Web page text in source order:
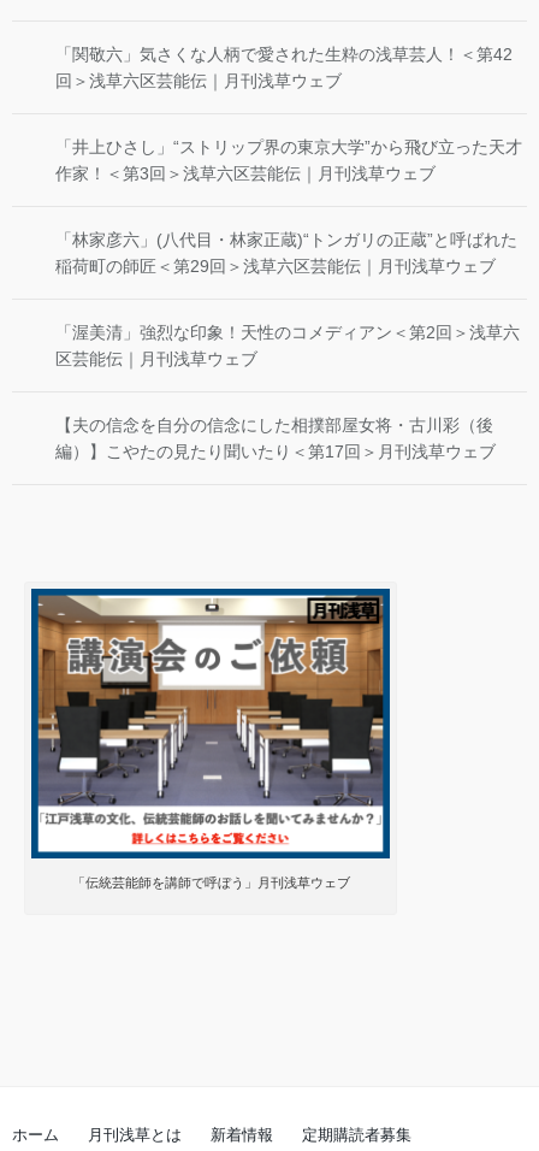
「関敬六」気さくな人柄で愛された生粋の浅草芸人！＜第42
回＞浅草六区芸能伝｜月刊浅草ウェブ
「井上ひさし」“ストリップ界の東京大学”から飛び立った天才
作家！＜第3回＞浅草六区芸能伝｜月刊浅草ウェブ
「林家彦六」(八代目・林家正蔵)“トンガリの正蔵”と呼ばれた
稲荷町の師匠＜第29回＞浅草六区芸能伝｜月刊浅草ウェブ
「渥美清」強烈な印象！天性のコメディアン＜第2回＞浅草六
区芸能伝｜月刊浅草ウェブ
【夫の信念を自分の信念にした相撲部屋女将・古川彩（後
編）】こやたの見たり聞いたり＜第17回＞月刊浅草ウェブ
「伝統芸能師を講師で呼ぼう」月刊浅草ウェブ
ホーム 月刊浅草とは 新着情報
定期購読者募集